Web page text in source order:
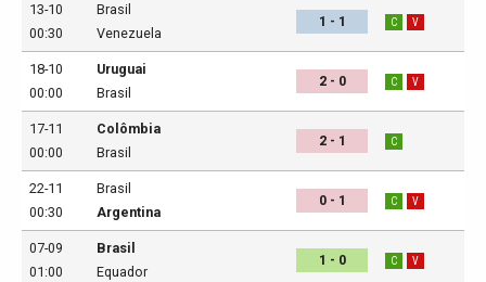
13-10
00:30
Brasil
Venezuela
1 - 1 C V
18-10
00:00
Uruguai
Brasil
2 - 0 C V
17-11
00:00
Colômbia
Brasil
2 - 1 C
22-11
00:30
Brasil
Argentina
0 - 1 C V
07-09
01:00
Brasil
Equador
1 - 0 C V